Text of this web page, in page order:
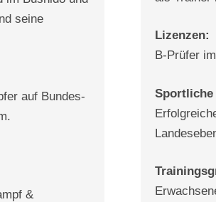
seine
auf Bundes-
&
Lizenzen:
B-Prüfer
Sportliche